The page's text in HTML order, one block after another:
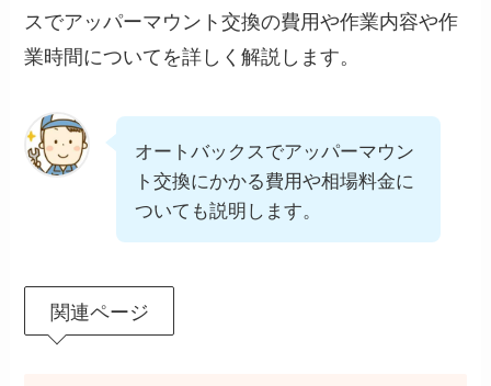
スでアッパーマウント交換の費用や作業内容や作
業時間についてを詳しく解説します。
オートバックスでアッパーマウン
ト交換にかかる費用や相場料金に
ついても説明します。
関連ページ